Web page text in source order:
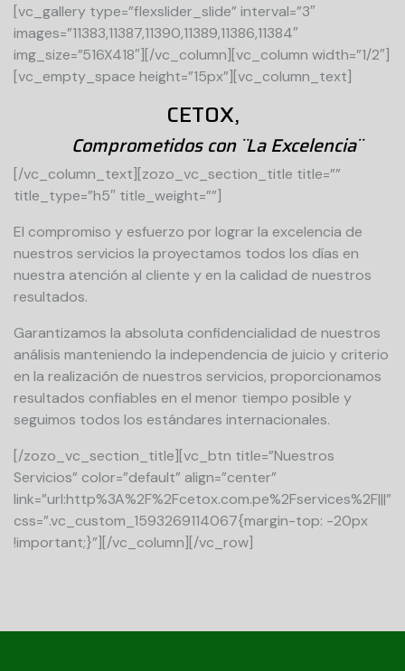
[vc_gallery type=”flexslider_slide” interval=”3″
images=”11383,11387,11390,11389,11386,11384″
img_size=”516X418″][/vc_column][vc_column width=”1/2″]
[vc_empty_space height=”15px”][vc_column_text]
CETOX,
Comprometidos con ¨La Excelencia¨
[/vc_column_text][zozo_vc_section_title title=””
title_type=”h5″ title_weight=””]
El compromiso y esfuerzo por lograr la excelencia de
nuestros servicios la proyectamos todos los días en
nuestra atención al cliente y en la calidad de nuestros
resultados.
Garantizamos la absoluta confidencialidad de nuestros
análisis manteniendo la independencia de juicio y criterio
en la realización de nuestros servicios, proporcionamos
resultados confiables en el menor tiempo posible y
seguimos todos los estándares internacionales.
[/zozo_vc_section_title][vc_btn title=”Nuestros
Servicios” color=”default” align=”center”
link=”url:http%3A%2F%2Fcetox.com.pe%2Fservices%2F|||”
css=”.vc_custom_1593269114067{margin-top: -20px
!important;}”][/vc_column][/vc_row]